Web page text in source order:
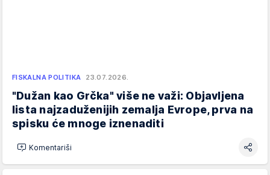
FISKALNA POLITIKA 23.07.2026.
"Dužan kao Grčka" više ne važi: Objavljena
lista najzaduženijih zemalja Evrope, prva na
spisku će mnoge iznenaditi
Komentariši